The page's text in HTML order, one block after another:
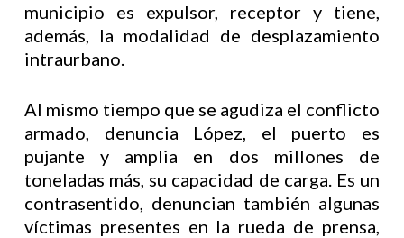
municipio es expulsor, receptor y tiene,
además, la modalidad de desplazamiento
intraurbano.
Al mismo tiempo que se agudiza el conflicto
armado, denuncia López, el puerto es
pujante y amplia en dos millones de
toneladas más, su capacidad de carga. Es un
contrasentido, denuncian también algunas
víctimas presentes en la rueda de prensa,